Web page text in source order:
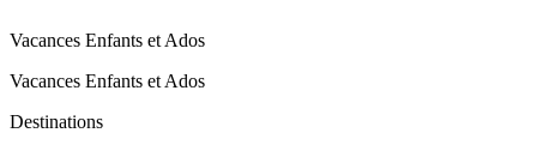
Vacances Enfants et Ados
Vacances Enfants et Ados
Destinations